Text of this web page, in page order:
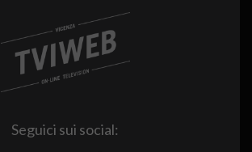
Seguici sui social: